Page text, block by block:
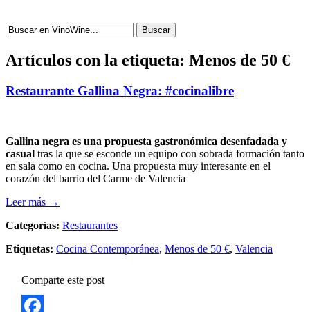
Buscar
Artículos con la etiqueta: Menos de 50 €
Restaurante Gallina Negra: #cocinalibre
Gallina negra es una propuesta gastronómica desenfadada y
casual tras la que se esconde un equipo con sobrada formación tanto
en sala como en cocina. Una propuesta muy interesante en el
corazón del barrio del Carme de Valencia
Leer más →
Categorías: Restaurantes
Etiquetas: Cocina Contemporánea, Menos de 50 €, Valencia
Comparte este post